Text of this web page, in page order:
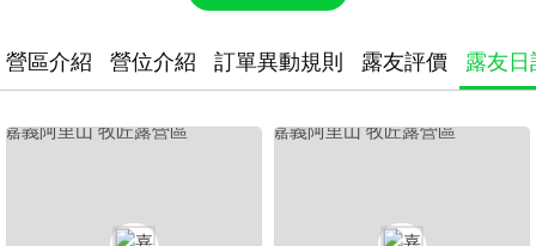
營區介紹 營位介紹 訂單異動規則 露友評價 露友日